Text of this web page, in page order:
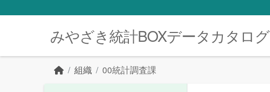
みやざき統計BOXデータカタログ
組織 00統計調査課